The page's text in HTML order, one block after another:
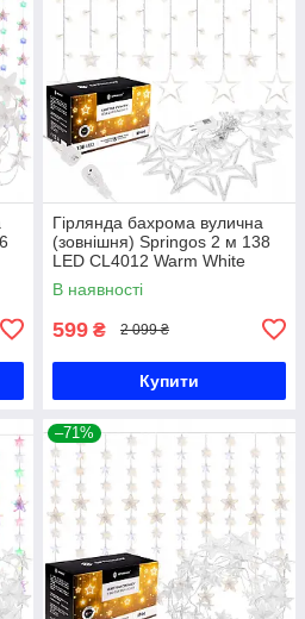
Гірлянда бахрома вулична
(зовнішня) Springos 2 м 138
LED CL4012 Warm White
В наявності
599 ₴ 2 099 ₴
Купити
–71%